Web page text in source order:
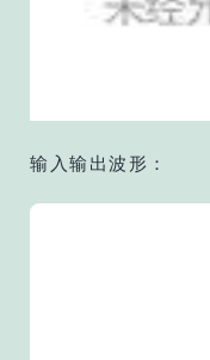
输入输出波形：